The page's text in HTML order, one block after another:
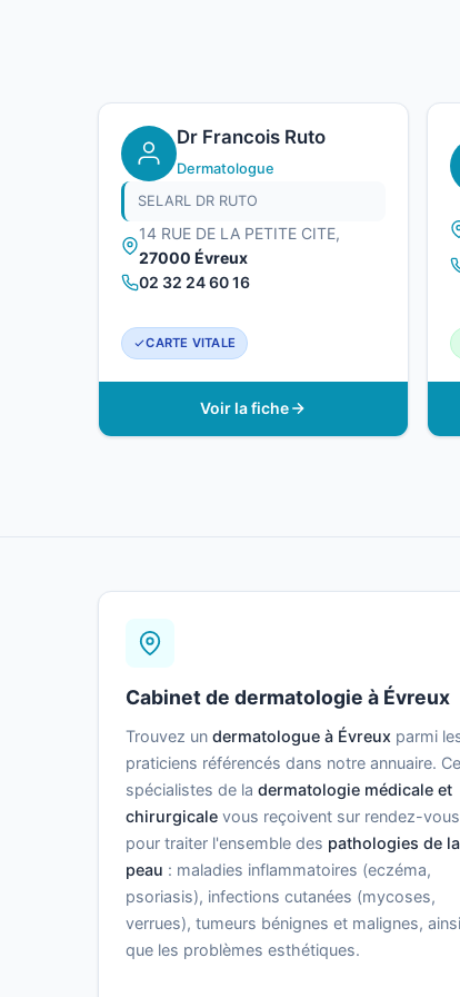
Dr Francois Ruto
Dermatologue
SELARL DR RUTO
14 RUE DE LA PETITE CITE,
27000 Évreux
02 32 24 60 16
CARTE VITALE
Voir la fiche
Cabinet de dermatologie à Évreux
Trouvez un dermatologue à Évreux parmi
praticiens référencés dans notre annuaire.
spécialistes de la dermatologie médicale et
chirurgicale vous reçoivent sur rendez-vous
pour traiter l'ensemble des pathologies de la
peau : maladies inflammatoires (eczéma,
psoriasis), infections cutanées (mycoses,
verrues), tumeurs bénignes et malignes, ainsi
que les problèmes esthétiques.